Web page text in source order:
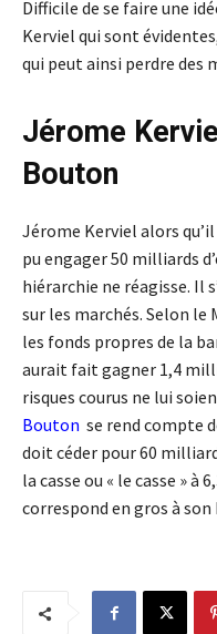
Difficile de se faire une
Kerviel qui sont
qui peut ainsi perdre des
Jérome
Bouton
Jérome Kerviel alors
pu engager 50 milliards
hiérarchie ne réagisse. Il
sur les marchés. Selon le
les fonds propres de la
aurait fait gagner 1,4
risques courus ne lui
Bouton se rend compte
doit céder pour 60
la casse ou « le casse » à
correspond en gros à